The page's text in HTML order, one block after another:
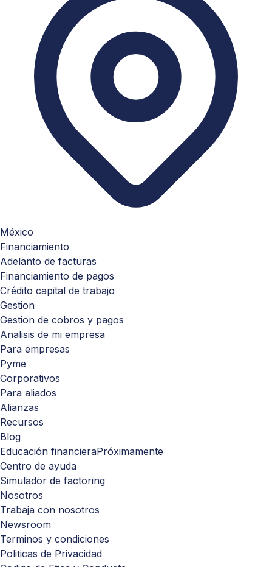
México
Financiamiento
Adelanto de facturas
Financiamiento de pagos
Crédito capital de trabajo
Gestion
Gestion de cobros y pagos
Analisis de mi empresa
Para empresas
Pyme
Corporativos
Para aliados
Alianzas
Recursos
Blog
Educación financieraPróximamente
Centro de ayuda
Simulador de factoring
Nosotros
Trabaja con nosotros
Newsroom
Terminos y condiciones
Politicas de Privacidad